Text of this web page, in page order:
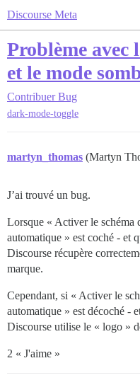
Discourse Meta
Problème avec
et le mode
Contribuer Bug
dark-mode-toggle
martyn_thomas (Martyn
J’ai trouvé un bug.
Lorsque « Activer le schéma
automatique » est coché - et
Discourse récupère
marque.
Cependant, si « Activer le
automatique » est décoché -
Discourse utilise le « logo »
2 « J'aime »